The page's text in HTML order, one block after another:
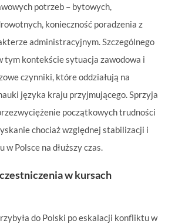
potrzeb – bytowych,
konieczność poradzenia z
administracyjnym. Szczególnego
tym kontekście sytuacja zawodowa i
czynniki, które oddziałują na
języka kraju przyjmującego. Sprzyja
początkowych trudności
chociaż względnej stabilizacji i
w Polsce na dłuższy czas.
w kursach
do Polski po eskalacji konfliktu w